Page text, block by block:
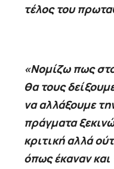
τέλος του
«Νομίζω πως
θα τους
να αλλάξουμε
πράγματα
κριτική αλλά
όπως έκαναν